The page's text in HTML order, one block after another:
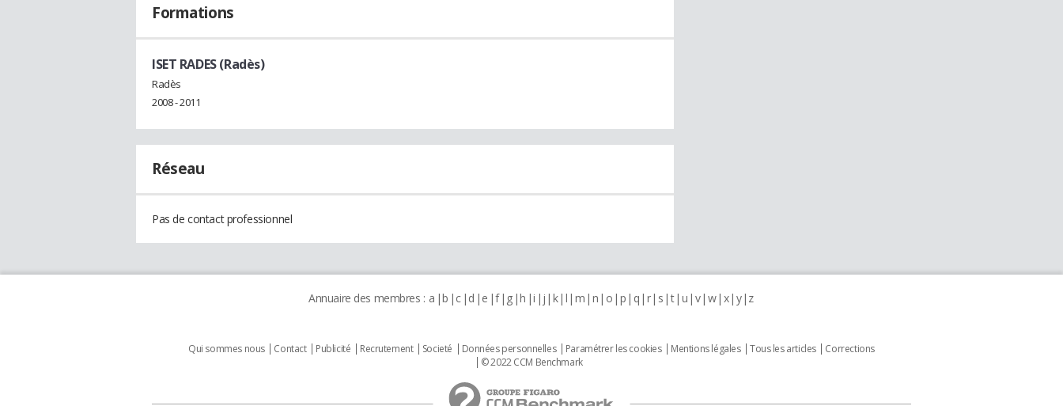
Formations
ISET RADES (Radès)
Radès
2008 - 2011
Réseau
Pas de contact professionnel
Annuaire des membres : a b c d e f g h i j k l m n o p q r s t u v w x y z
Qui sommes nous Contact Publicité Recrutement Societé Données personnelles Paramétrer les cookies Mentions légales Tous les articles
Corrections
© 2022 CCM Benchmark